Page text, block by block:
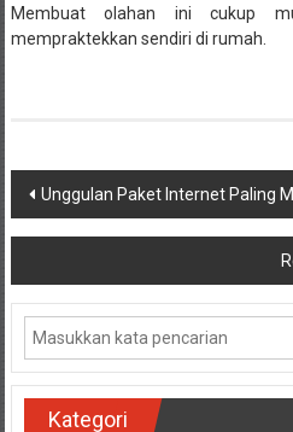
Membuat olahan ini cukup
mempraktekkan sendiri di rumah.
Navigasi
pos
Unggulan Paket Internet Paling
Kategori